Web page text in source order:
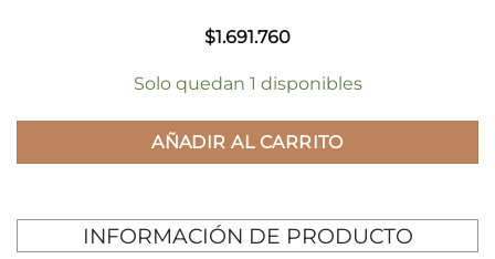
$1.691.760
Solo quedan 1 disponibles
AÑADIR AL CARRITO
INFORMACIÓN DE PRODUCTO